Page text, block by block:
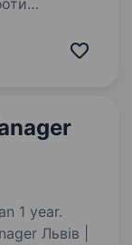
1 year.
|